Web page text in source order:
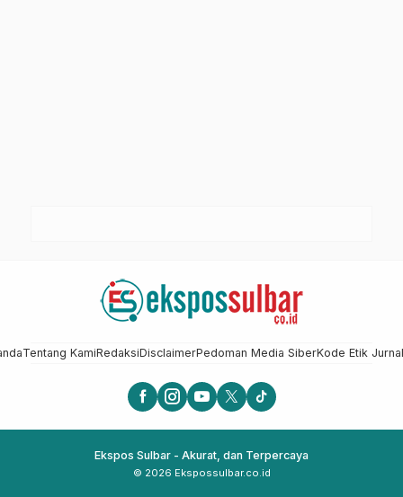
Tentang KamiRedaksiDisclaimerPedoman Media SiberKode Etik
Ekspos Sulbar - Akurat, dan Terpercaya
© 2026 Ekspossulbar.co.id